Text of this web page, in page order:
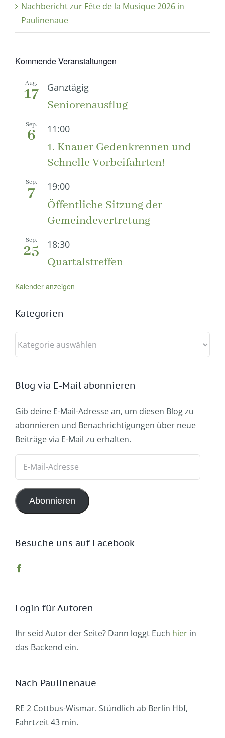
Nachbericht zur Fête de la Musique 2026 in
Paulinenaue
Kommende Veranstaltungen
Aug.
17 Ganztägig
Seniorenausflug
Sep.
6 11:00
1. Knauer Gedenkrennen und
Schnelle Vorbeifahrten!
Sep.
7 19:00
Öffentliche Sitzung der
Gemeindevertretung
Sep.
25 18:30
Quartalstreffen
Kalender anzeigen
Kategorien
Kategorien
Blog via E-Mail abonnieren
Gib deine E-Mail-Adresse an, um diesen Blog zu
abonnieren und Benachrichtigungen über neue
Beiträge via E-Mail zu erhalten.
Adresse
Abonnieren
Besuche uns auf Facebook
Login für Autoren
Ihr seid Autor der Seite? Dann loggt Euch hier in
das Backend ein.
Nach Paulinenaue
RE 2 Cottbus-Wismar. Stündlich ab Berlin Hbf,
Fahrtzeit 43 min.